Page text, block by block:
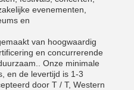
evenementen,
en
van hoogwaardig
en concurrerende
Onze minimale
en de levertijd is 1-3
door T / T, Western